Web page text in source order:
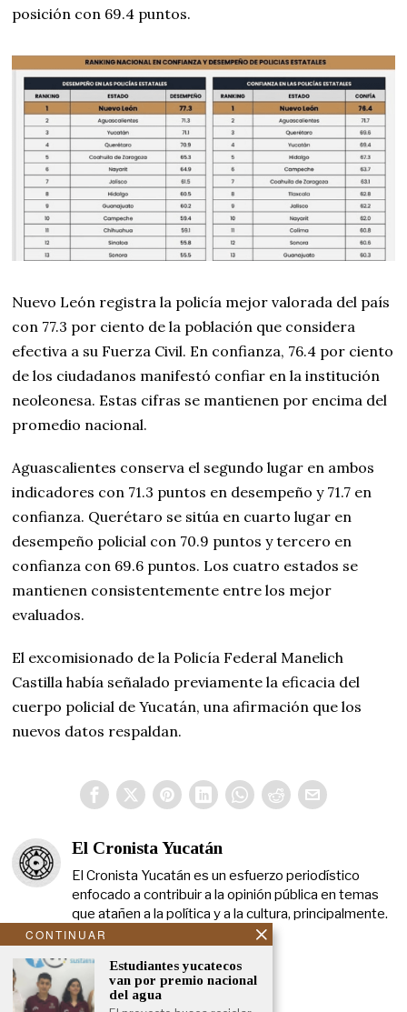
posición con 69.4 puntos.
Nuevo León registra la policía mejor valorada del país
con 77.3 por ciento de la población que considera
efectiva a su Fuerza Civil. En confianza, 76.4 por ciento
de los ciudadanos manifestó confiar en la institución
neoleonesa. Estas cifras se mantienen por encima del
promedio nacional.
Aguascalientes conserva el segundo lugar en ambos
indicadores con 71.3 puntos en desempeño y 71.7 en
confianza. Querétaro se sitúa en cuarto lugar en
desempeño policial con 70.9 puntos y tercero en
confianza con 69.6 puntos. Los cuatro estados se
mantienen consistentemente entre los mejor
evaluados.
El excomisionado de la Policía Federal Manelich
Castilla había señalado previamente la eficacia del
cuerpo policial de Yucatán, una afirmación que los
nuevos datos respaldan.
El Cronista Yucatán
El Cronista Yucatán es un esfuerzo periodístico
enfocado a contribuir a la opinión pública en temas
que atañen a la política y a la cultura, principalmente.
CONTINUAR
Estudiantes yucatecos
van por premio nacional
del agua